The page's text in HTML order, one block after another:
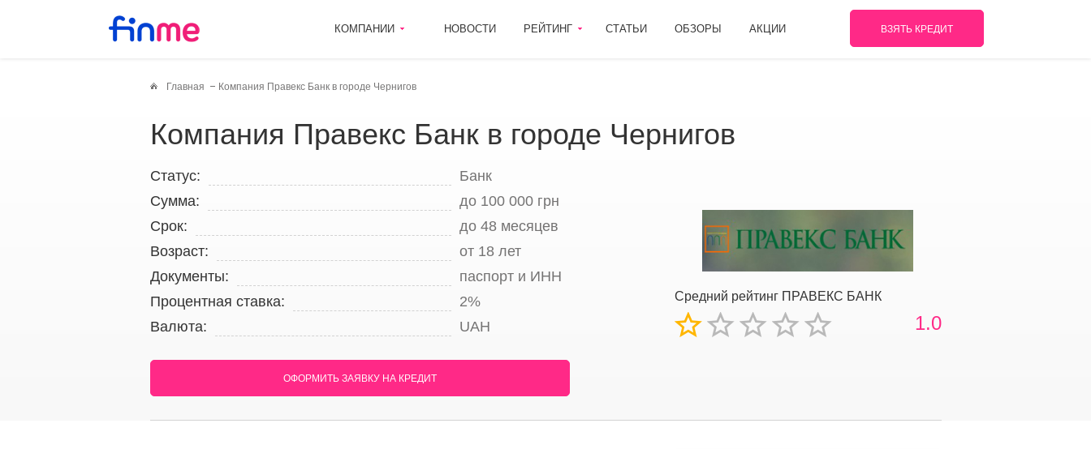
КОМПАНИИ НОВОСТИ РЕЙТИНГ СТАТЬИ ОБЗОРЫ АКЦИИ ВЗЯТЬ КРЕДИТ
Главная Компания Правекс Банк в городе Чернигов
Компания Правекс Банк в городе Чернигов
Средний рейтинг ПРАВЕКС БАНК
1.0
Статус:
Банк
Сумма:
до 100 000 грн
Срок:
до 48 месяцев
Возраст:
от 18 лет
Документы:
паспорт и ИНН
Процентная ставка:
2%
Валюта:
UAH
ОФОРМИТЬ ЗАЯВКУ НА КРЕДИТ